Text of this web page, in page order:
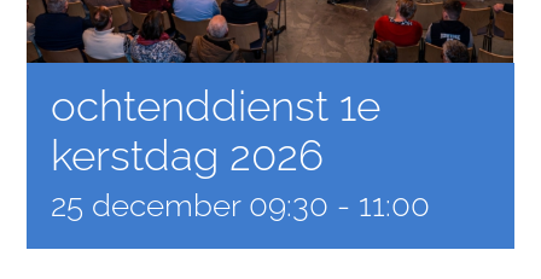
ochtenddienst 1e
kerstdag 2026
25 december 09:30 - 11:00